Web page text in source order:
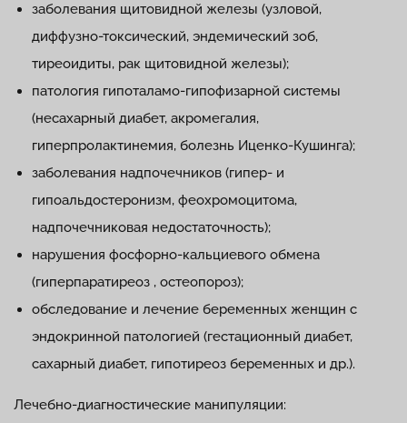
заболевания щитовидной железы (узловой,
диффузно-токсический, эндемический зоб,
тиреоидиты, рак щитовидной железы);
патология гипоталамо-гипофизарной системы
(несахарный диабет, акромегалия,
гиперпролактинемия, болезнь Иценко-Кушинга);
заболевания надпочечников (гипер- и
гипоальдостеронизм, феохромоцитома,
надпочечниковая недостаточность);
нарушения фосфорно-кальциевого обмена
(гиперпаратиреоз , остеопороз);
обследование и лечение беременных женщин с
эндокринной патологией (гестационный диабет,
сахарный диабет, гипотиреоз беременных и др.).
Лечебно-диагностические манипуляции: